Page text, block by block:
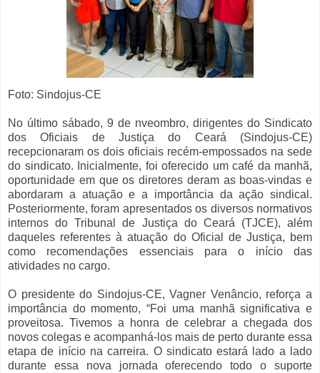
Foto: Sindojus-CE
No último sábado, 9 de nveombro, dirigentes do Sindicato
dos Oficiais de Justiça do Ceará (Sindojus-CE)
recepcionaram os dois oficiais recém-empossados na sede
do sindicato. Inicialmente, foi oferecido um café da manhã,
oportunidade em que os diretores deram as boas-vindas e
abordaram a atuação e a importância da ação sindical.
Posteriormente, foram apresentados os diversos normativos
internos do Tribunal de Justiça do Ceará (TJCE), além
daqueles referentes à atuação do Oficial de Justiça, bem
como recomendações essenciais para o início das
atividades no cargo.
O presidente do Sindojus-CE, Vagner Venâncio, reforça a
importância do momento, “Foi uma manhã significativa e
proveitosa. Tivemos a honra de celebrar a chegada dos
novos colegas e acompanhá-los mais de perto durante essa
etapa de início na carreira. O sindicato estará lado a lado
durante essa nova jornada oferecendo todo o suporte